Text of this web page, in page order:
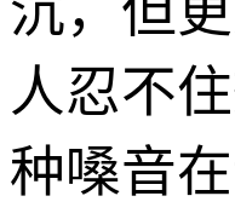
人忍不
种嗓音